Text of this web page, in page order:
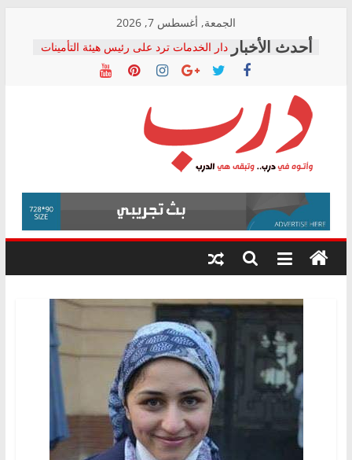
content
الجمعة, أغسطس 7, 2026
دار الخدمات ترد على رئيس هيئة التأمينات
بعد مؤتمره الصحفي: إنكار الأزمة لا ينهي
معاناة أصحاب المعاشات.. ونطالب بكشف
فرحات سليمان يكتب: القطاع الصحي إلى
أين؟
حزب التحالف الشعبي يطلق لجنة “الحق
في الصحة” بالإسكندرية لرصد الانتهاكات
ودعم المرضى
الوزاري لمدينة الصحفيين.. وانتهاء أعمال
إنشاء المبنى الإداري
المجلس القومي لحقوق الإنسان يعلن
متابعة قضية الدكتور محمد زهران.. ويؤكد:
قرينة البراءة وضمانات المحاكمة العادلة
درب
وأتوه
درب..
وتبقى
هي